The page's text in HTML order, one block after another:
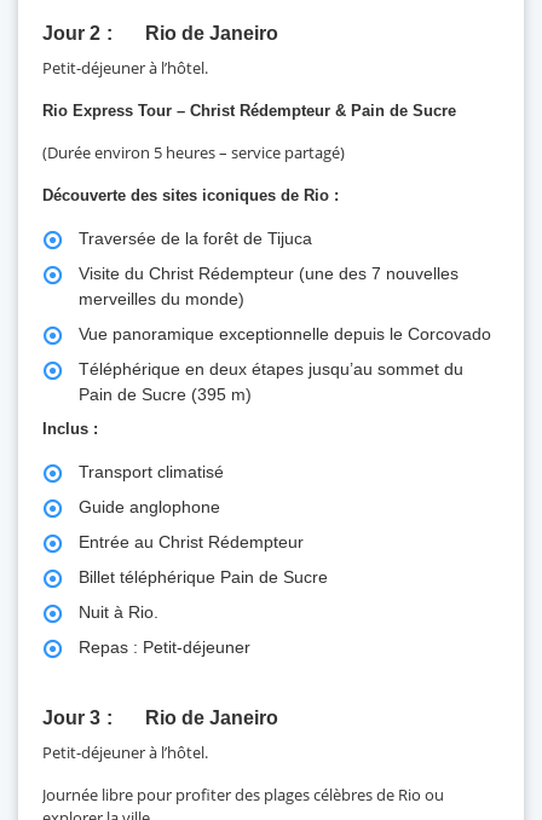
Jour 2 Rio de Janeiro
Petit-déjeuner à l’hôtel.
Rio Express Tour – Christ Rédempteur & Pain de Sucre
(Durée environ 5 heures – service partagé)
Découverte des sites iconiques de Rio :
Traversée de la forêt de Tijuca
Visite du Christ Rédempteur (une des 7 nouvelles
merveilles du monde)
Vue panoramique exceptionnelle depuis le Corcovado
Téléphérique en deux étapes jusqu’au sommet du
Pain de Sucre (395 m)
Inclus :
Transport climatisé
Guide anglophone
Entrée au Christ Rédempteur
Billet téléphérique Pain de Sucre
Nuit à Rio.
Repas : Petit-déjeuner
Jour 3 Rio de Janeiro
Petit-déjeuner à l’hôtel.
Journée libre pour profiter des plages célèbres de Rio ou